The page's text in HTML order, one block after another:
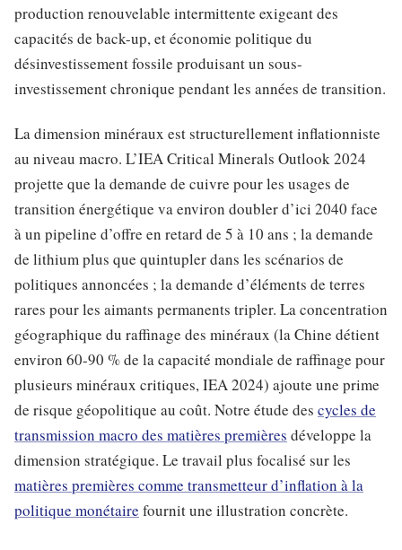
production renouvelable intermittente exigeant des
capacités de back-up, et économie politique du
désinvestissement fossile produisant un sous-
investissement chronique pendant les années de transition.
La dimension minéraux est structurellement inflationniste
au niveau macro. L’IEA Critical Minerals Outlook 2024
projette que la demande de cuivre pour les usages de
transition énergétique va environ doubler d’ici 2040 face
à un pipeline d’offre en retard de 5 à 10 ans ; la demande
de lithium plus que quintupler dans les scénarios de
politiques annoncées ; la demande d’éléments de terres
rares pour les aimants permanents tripler. La concentration
géographique du raffinage des minéraux (la Chine détient
environ 60-90 % de la capacité mondiale de raffinage pour
plusieurs minéraux critiques, IEA 2024) ajoute une prime
de risque géopolitique au coût. Notre étude des cycles de
transmission macro des matières premières développe la
dimension stratégique. Le travail plus focalisé sur les
matières premières comme transmetteur d’inflation à la
politique monétaire fournit une illustration concrète.